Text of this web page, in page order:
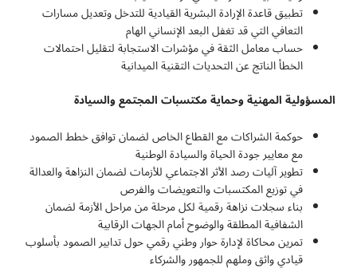
تطبيق قاعدة الإرادة البشرية القيادية للتدخل وتعديل مسارات
التعافي التي قد تغفل البعد الإنساني الهام
حساب معامل الثقة في مؤشرات الاستجابة لتقليل احتمالات
الخطأ الناتج عن التحديات التقنية الميدانية
المسؤولية المهنية وحماية مكتسبات المجتمع والسيادة
حوكمة الشراكات مع القطاع الخاص لضمان توافق خطط الصمود
مع معايير جودة الحياة والسيادة الوطنية
تطوير آليات رصد الأثر الاجتماعي للأزمات لضمان النزاهة والعدالة
في توزيع المكتسبات والتعويضات والفرص
بناء سجلات نزاهة رقمية لكل مرحلة من مراحل الأزمة لضمان
الشفافية المطلقة والوضوح أمام الجهات الرقابية
تمرين محاكاة لإدارة حوار وطني رقمي حول تدابير الصمود بأسلوب
قيادي واثق وملهم للجمهور والشركاء